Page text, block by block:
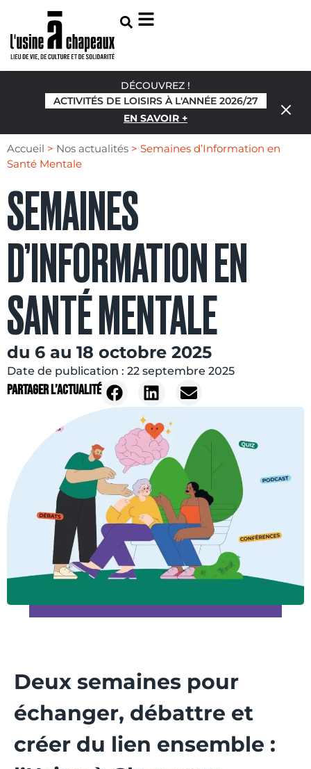
DÉCOUVREZ !
ACTIVITÉS DE LOISIRS À L'ANNÉE 2026/27
EN SAVOIR +
Accueil > Nos actualités > Semaines d’Information en
Santé Mentale
SEMAINES
D’INFORMATION EN
SANTÉ MENTALE
du 6 au 18 octobre 2025
Date de publication : 22 septembre 2025
Partager l’actualité
Deux semaines pour
échanger, débattre et
créer du lien ensemble :